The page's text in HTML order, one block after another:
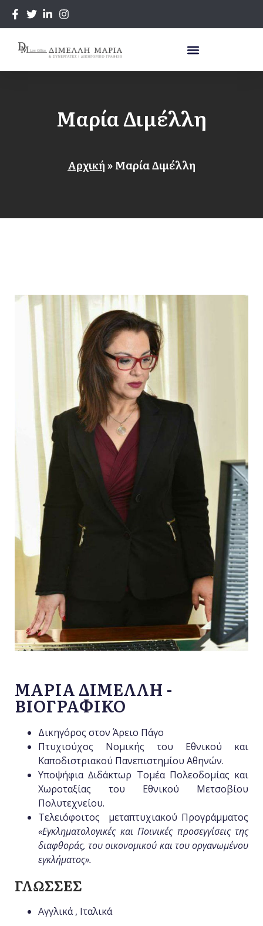
Μαρία Διμέλλη
Αρχική»Μαρία Διμέλλη
ΜΑΡΙΑ ΔΙΜΕΛΛΗ -
ΒΙΟΓΡΑΦΙΚΟ
Δικηγόρος στον Άρειο Πάγο
Πτυχιούχος Νομικής του Εθνικού και
Καποδιστριακού Πανεπιστημίου Αθηνών.
Υποψήφια ∆ιδάκτωρ Τομέα Πολεοδομίας και
Χωροταξίας του Εθνικού Μετσοβίου
Πολυτεχνείου.
Τελειόφοιτος μεταπτυχιακού Προγράμματος
«Εγκληματολογικές και Ποινικές προσεγγίσεις της
διαφθοράς, του οικονομικού και του οργανωμένου
εγκλήματος».
ΓΛΩΣΣΕΣ
Αγγλικά , Ιταλικά